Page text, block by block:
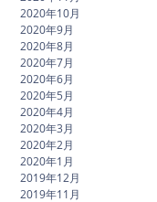
2020年10月
2020年9月
2020年8月
2020年7月
2020年6月
2020年5月
2020年4月
2020年3月
2020年2月
2020年1月
2019年12月
2019年11月